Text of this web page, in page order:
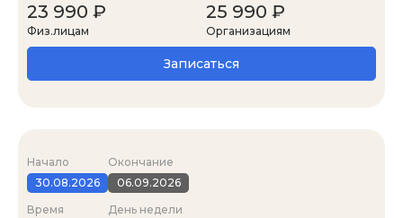
23 990 ₽
Физ.лицам
25 990 ₽
Организациям
Записаться
Начало
30.08.2026
Окончание
06.09.2026
Время
День недели